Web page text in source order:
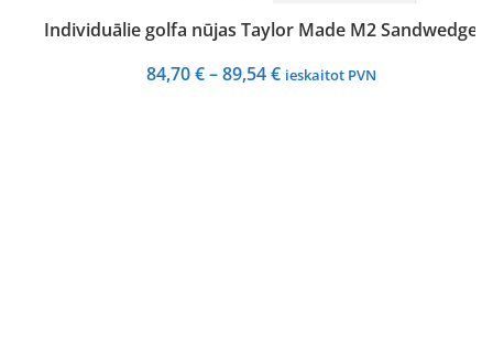
Individuālie golfa nūjas Taylor Made M2 Sandwedge
84,70€ – 89,54€Price
ieskaitot PVN